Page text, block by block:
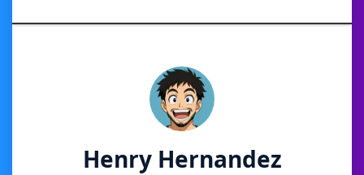
Henry Hernandez